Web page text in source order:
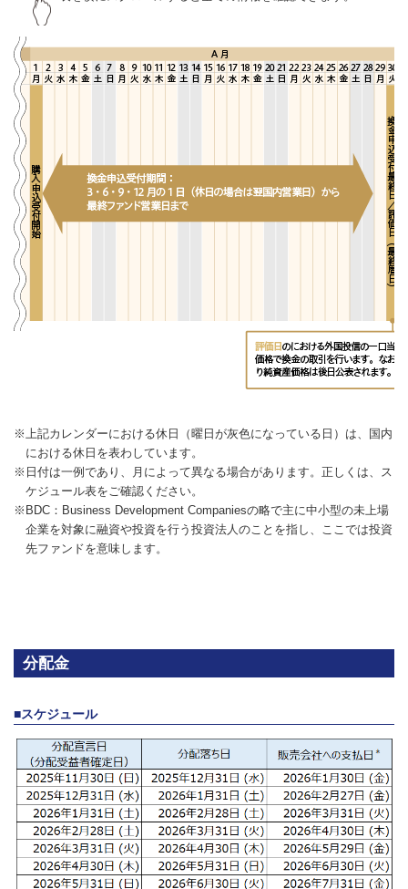
※上記カレンダーにおける休日（曜日が灰色になっている日）は、国内
における休日を表わしています。
※日付は一例であり、月によって異なる場合があります。正しくは、ス
ケジュール表をご確認ください。
※BDC：Business Development Companiesの略で主に中小型の未上場
企業を対象に融資や投資を行う投資法人のことを指し、ここでは投資
先ファンドを意味します。
分配金
■スケジュール